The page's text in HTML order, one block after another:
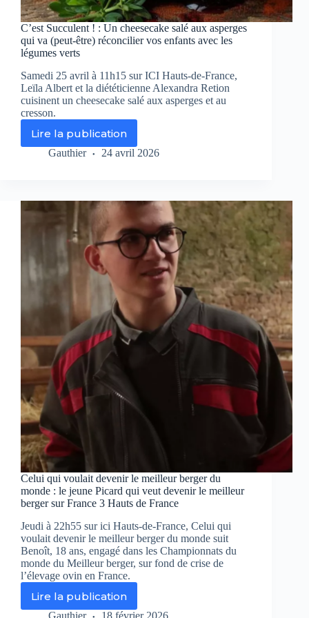
C’est Succulent ! : Un cheesecake salé aux asperges
qui va (peut-être) réconcilier vos enfants avec les
légumes verts
Samedi 25 avril à 11h15 sur ICI Hauts-de-France,
Leïla Albert et la diététicienne Alexandra Retion
cuisinent un cheesecake salé aux asperges et au
cresson.
Lire la publication
C’est
Succulent
cheesecake
aux
asperges
qui
va
(peut-
réconcilier
vos
enfants
avec
les
légumes
verts
Gauthier 24 avril 2026
Celui qui voulait devenir le meilleur berger du
monde : le jeune Picard qui veut devenir le meilleur
berger sur France 3 Hauts de France
Jeudi à 22h55 sur ici Hauts-de-France, Celui qui
voulait devenir le meilleur berger du monde suit
Benoît, 18 ans, engagé dans les Championnats du
monde du Meilleur berger, sur fond de crise de
l’élevage ovin en France.
Lire la publication
Celui
qui